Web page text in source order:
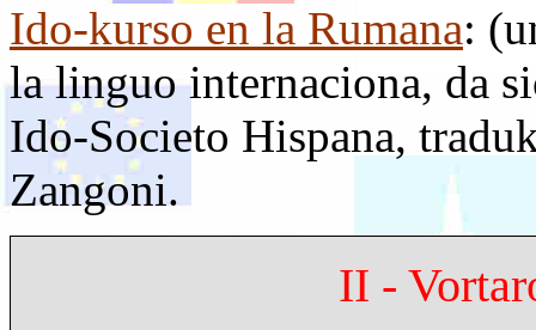
Ido-kurso en la Rumana:
la linguo internaciona, da
Ido-Societo Hispana,
Zangoni.
II -